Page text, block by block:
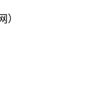
）